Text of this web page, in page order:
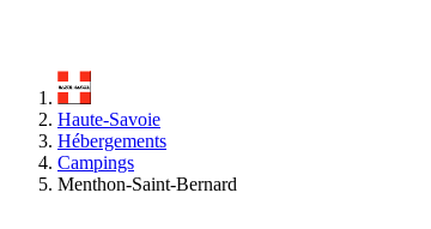
Haute-Savoie
Hébergements
Campings
Menthon-Saint-Bernard